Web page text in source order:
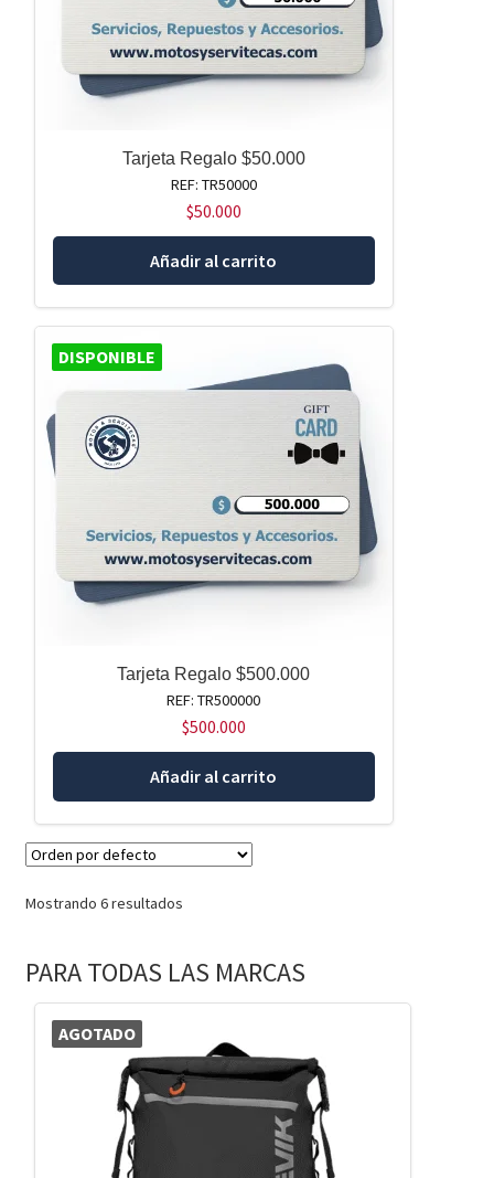
Tarjeta Regalo $50.000
REF: TR50000
$50.000
Añadir al carrito
DISPONIBLE
Tarjeta Regalo $500.000
REF: TR500000
$500.000
Añadir al carrito
Mostrando 6 resultados
PARA TODAS LAS MARCAS
AGOTADO